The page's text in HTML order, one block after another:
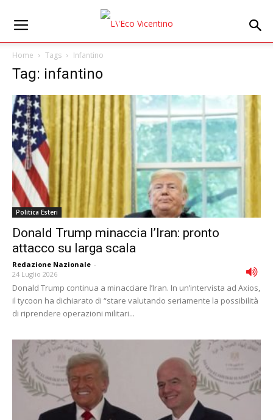
Home Tags Infantino
Tag: infantino
Politica Esteri
Donald Trump minaccia l’Iran: pronto
attacco su larga scala
Redazione Nazionale -
24 Luglio 2026
Donald Trump continua a minacciare l’Iran. In un’intervista ad Axios,
il tycoon ha dichiarato di “stare valutando seriamente la possibilità
di riprendere operazioni militari...